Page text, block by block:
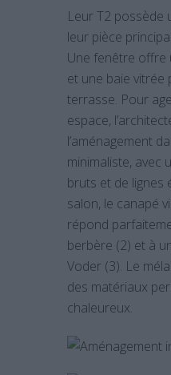
Leur T2 possède
leur pièce
Une fenêtre offre
et une baie vitrée
terrasse. Pour
espace,
l’aménagement
minimaliste, avec
bruts et de lignes
salon, le canapé
répond
berbère (2) et à
Voder (3). Le
des matériaux
chaleureux.